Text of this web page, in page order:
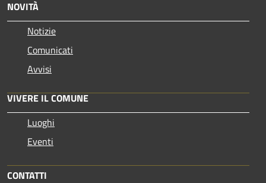
NOVITÀ
Notizie
Comunicati
Avvisi
VIVERE IL COMUNE
Luoghi
Eventi
CONTATTI